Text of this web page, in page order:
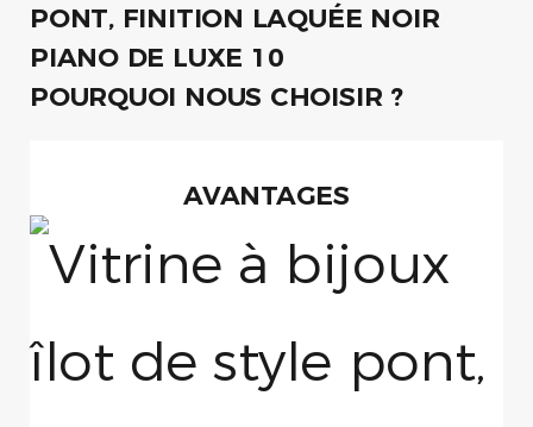
POURQUOI NOUS CHOISIR ?
AVANTAGES